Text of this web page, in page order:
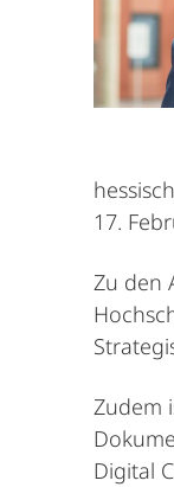
17.
Zu den
Zudem
Digital